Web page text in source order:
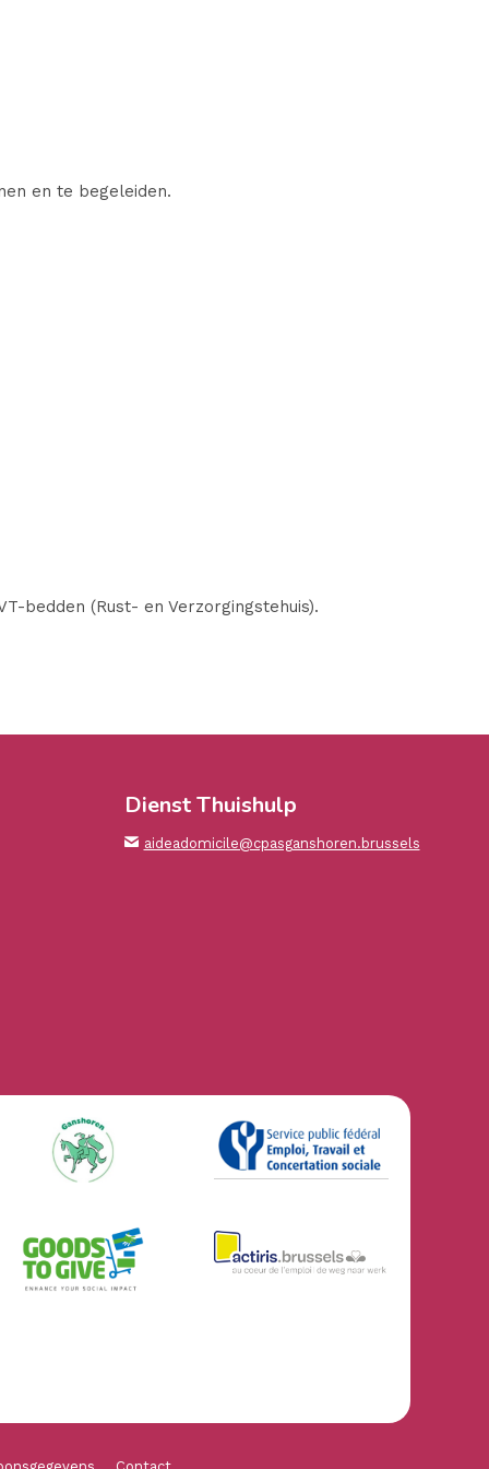
en te begeleiden.
bedden (Rust- en Verzorgingstehuis).
Dienst Thuishulp
aideadomicile@cpasganshoren.brussels
Contact